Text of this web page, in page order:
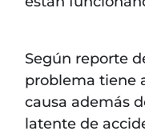
Según reporte
problema tiene
causa además
latente de